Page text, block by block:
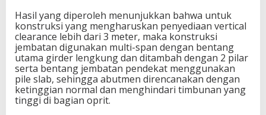
Hasil yang diperoleh menunjukkan bahwa untuk
konstruksi yang mengharuskan penyediaan vertical
clearance lebih dari 3 meter, maka konstruksi
jembatan digunakan multi-span dengan bentang
utama girder lengkung dan ditambah dengan 2 pilar
serta bentang jembatan pendekat menggunakan
pile slab, sehingga abutmen direncanakan dengan
ketinggian normal dan menghindari timbunan yang
tinggi di bagian oprit.